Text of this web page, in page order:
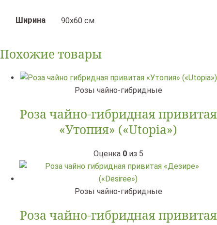
Ширина 90х60 см.
Похожие товары
Розы чайно-гибридные
Роза чайно-гибридная привитая
«Утопия» («Utopia»)
Оценка 0из 5
Розы чайно-гибридные
Роза чайно-гибридная привитая